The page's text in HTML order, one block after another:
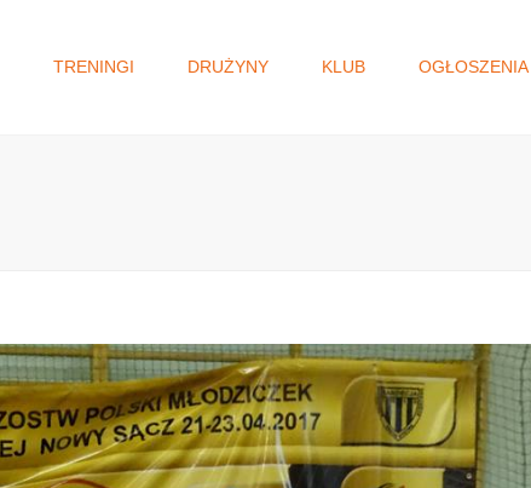
TRENINGI DRUŻYNY KLUB OGŁOSZENIA